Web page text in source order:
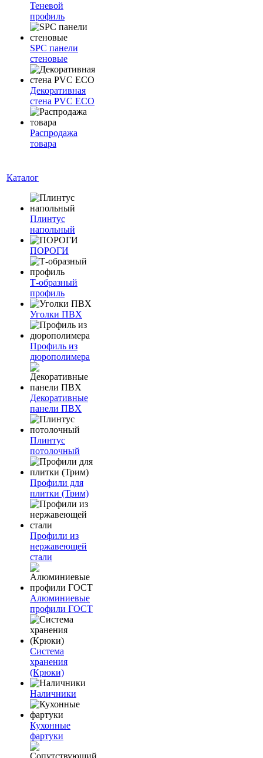
Теневой
профиль
SPC панели
стеновые
Декоративная
стена PVC ECO
Распродажа
товара
Каталог
Плинтус
напольный
ПОРОГИ
Т-образный
профиль
Уголки ПВХ
Профиль из
дюрополимера
Декоративные
панели ПВХ
Плинтус
потолочный
Профили для
плитки (Трим)
Профили из
нержавеющей
стали
Алюминиевые
профили ГОСТ
Система
хранения
(Крюки)
Наличники
Кухонные
фартуки